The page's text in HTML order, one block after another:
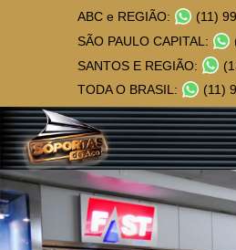
ABC e REGIÃO:
(11)
SÃO PAULO CAPITAL:
SANTOS E REGIÃO:
TODA O BRASIL:
(11)